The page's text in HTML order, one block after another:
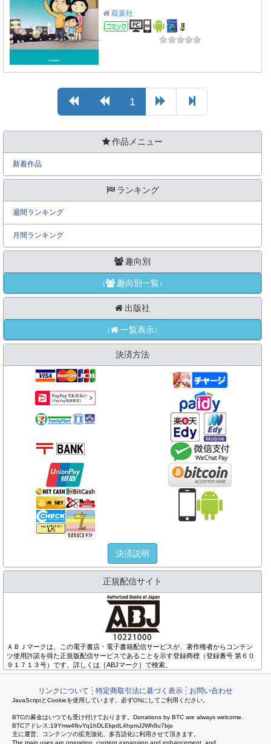
双葉社
コミック
1
作品メニュー
新着作品
ランキング
週間ランキング
月間ランキング
趣向別
↓ 趣向別一覧↓
出版社
↓ 一覧表示↓
決済方法
決済説明
正規配信サイト
ＡＢＪマークは、この電子書店・電子書籍配信サービスが、著作権者からコンテン
ツ使用許諾を得た正規版配信サービスであることを示す登録商標（登録番号 第６０
９１７１３号）です。詳しくは［ABJマーク］で検索。
リンクについて 特定商取引法に基づく表示 お問い合わせ
JavaScriptとCookieを使用しています。必ずONにしてご利用ください。
BTCの募金はいつでも受け付けております。Donations by BTC are always welcome.
BTCアドレス:19Ymw4fkvYq1hDLEkpdL4hpmJJWh8u7bjo
主に運営、コンテンツの拡充強化、多言語化に利用させて頂きます。
The main uses are operation, content expansion and enhancement, and